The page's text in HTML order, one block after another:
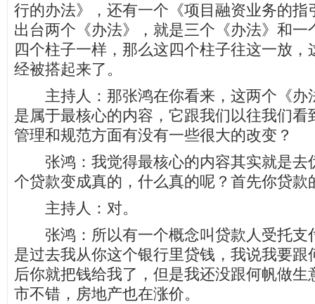
行的办法》，还有一个《项目融资业务的指
出台两个《办法》，就是三个《办法》和一
四个柱子一样，那么这四个柱子往这一放
经被搭起来了。
主持人：那张鸿在你看来，这两个《办
是属于最核心的内容，它跟我们以往我们看
管理和规范方面有没有一些很大的改变？
张鸿：我觉得最核心的内容其实就是去
个贷款变成真的，什么真的呢？首先你贷款
主持人：对。
张鸿：所以有一个概念叫贷款人受托支
是过去我从你这个银行里贷钱，我说我要跟
后你就把钱给我了，但是我还没跟何帆做生
市不错，房地产也在涨价。